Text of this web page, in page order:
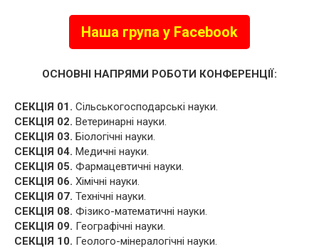
Наша група у Facebook
ОСНОВНІ НАПРЯМИ РОБОТИ КОНФЕРЕНЦІЇ:
СЕКЦІЯ 01. Сільськогосподарські науки.
СЕКЦІЯ 02. Ветеринарні науки.
СЕКЦІЯ 03. Біологічні науки.
СЕКЦІЯ 04. Медичні науки.
СЕКЦІЯ 05. Фармацевтичні науки.
СЕКЦІЯ 06. Хімічні науки.
СЕКЦІЯ 07. Технічні науки.
СЕКЦІЯ 08. Фізико-математичні науки.
СЕКЦІЯ 09. Географічні науки.
СЕКЦІЯ 10. Геолого-мінералогічні науки.